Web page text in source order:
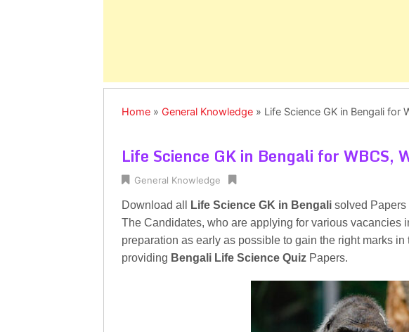
Home » General Knowledge » Life Science GK in Bengali for
Life Science GK in Bengali for WBCS,
General Knowledge
Download all Life Science GK in Bengali solved Papers
The Candidates, who are applying for various vacancies
preparation as early as possible to gain the right marks
providing Bengali Life Science Quiz Papers.